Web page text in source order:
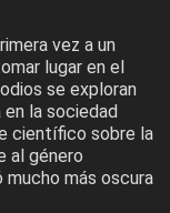
vez a un
lugar en el
se exploran
la sociedad
científico sobre la
al género
más oscura